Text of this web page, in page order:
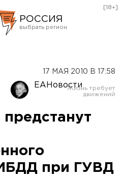
РОССИЯ
Оренбург
[18+]
17 МАЯ 2010 В 17:58
ЕАНовости
при ГУВД